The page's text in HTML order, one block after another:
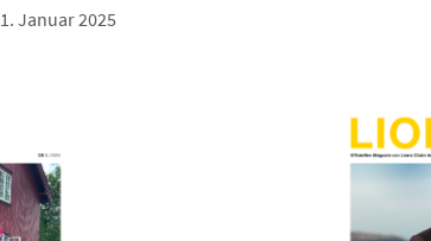
Januar 2025